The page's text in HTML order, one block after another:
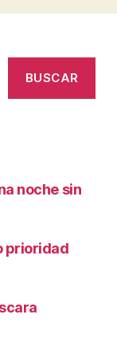
BUSCAR
noche sin
prioridad